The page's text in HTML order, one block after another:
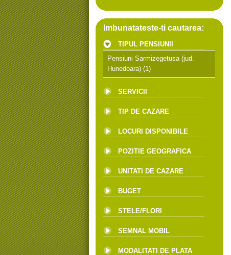
Imbunatateste-ti cautarea:
TIPUL PENSIUNII
Pensiuni Sarmizegetusa (jud.
Hunedoara) (1)
SERVICII
TIP DE CAZARE
LOCURI DISPONIBILE
POZITIE GEOGRAFICA
UNITATI DE CAZARE
BUGET
STELE/FLORI
SEMNAL MOBIL
MODALITATI DE PLATA